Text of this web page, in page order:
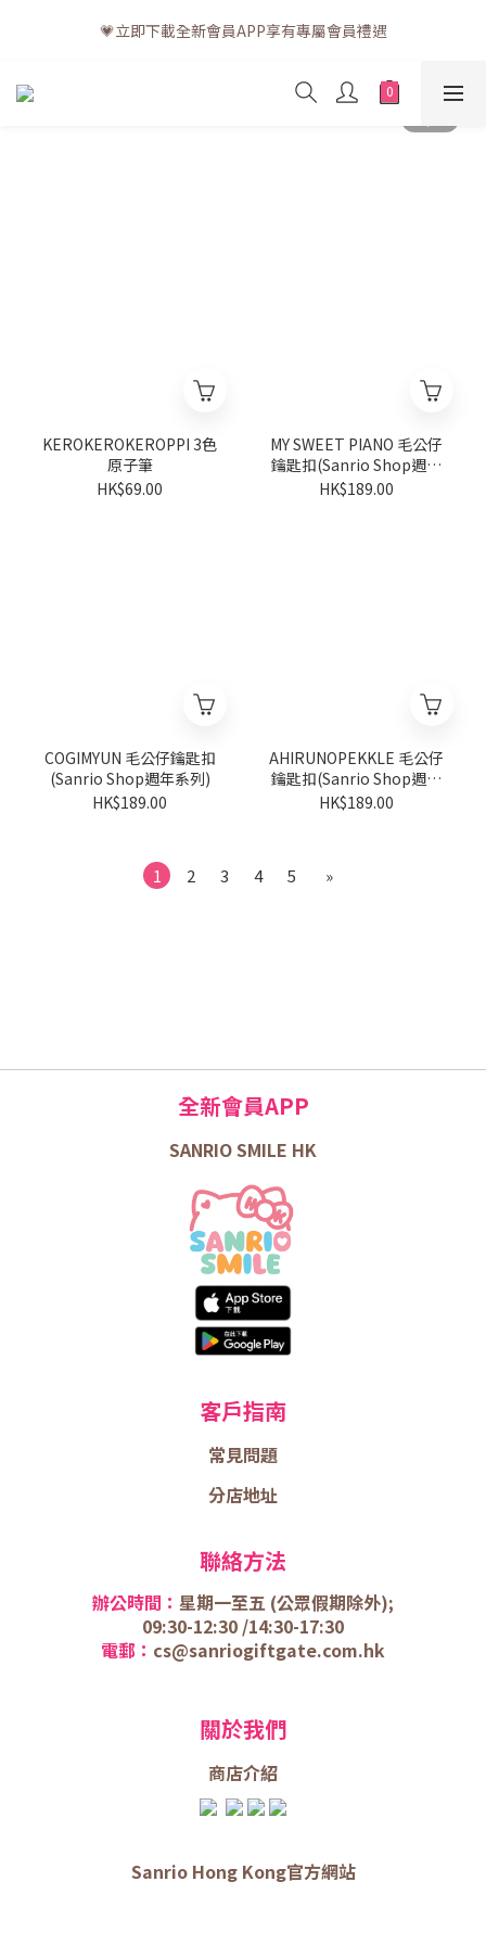
💗訂單一般送貨時間為3至5個工作天 (星期六、日及公眾假期並非
工作天)
💗立即下載全新會員APP享有專屬會員禮遇
💗訂單一般送貨時間為3至5個工作天 (星期六、日及公眾假期並非
KEROKEROKEROPPI 3色
原子筆
HK$69.00
MY SWEET PIANO 毛公仔
鑰匙扣(Sanrio Shop週年
系列)
HK$189.00
COGIMYUN 毛公仔鑰匙扣
(Sanrio Shop週年系列)
HK$189.00
AHIRUNOPEKKLE 毛公仔
鑰匙扣(Sanrio Shop週年
系列)
HK$189.00
1 2 3 4 5 »
全新會員APP
SANRIO SMILE HK
客戶指南
常見問題
分店地址
聯絡方法
辦公時間： 星期一至五 (公眾假期除外);
09:30-12:30 /14:30-17:30
電郵： cs@sanriogiftgate.com.hk
關於我們
商店介紹
Sanrio Hong Kong官方網站